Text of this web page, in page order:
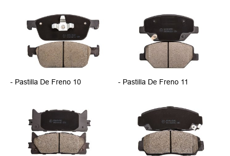
- Pastilla De Freno 10 - Pastilla De Freno 11